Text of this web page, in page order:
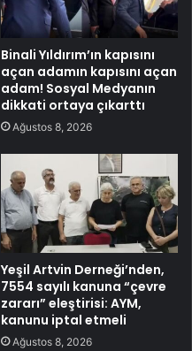
Binali Yıldırım’ın kapısını
açan adamın kapısını açan
adam! Sosyal Medyanın
dikkati ortaya çıkarttı
Ağustos 8, 2026
Yeşil Artvin Derneği’nden,
7554 sayılı kanuna “çevre
zararı” eleştirisi: AYM,
kanunu iptal etmeli
Ağustos 8, 2026